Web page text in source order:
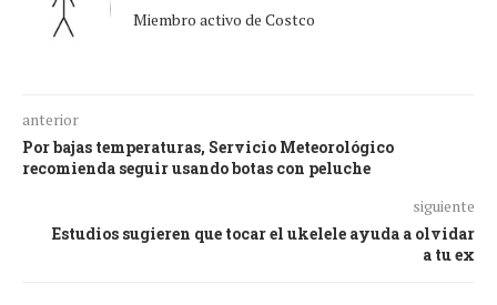
Miembro activo de Costco
anterior
Por bajas temperaturas, Servicio Meteorológico
recomienda seguir usando botas con peluche
siguiente
Estudios sugieren que tocar el ukelele ayuda a olvidar
a tu ex